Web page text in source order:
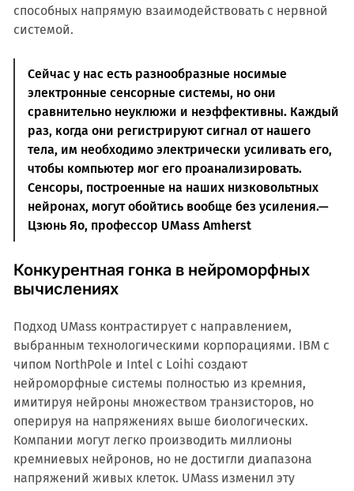
способных напрямую взаимодействовать с нервной
системой.
Сейчас у нас есть разнообразные носимые
электронные сенсорные системы, но они
сравнительно неуклюжи и неэффективны. Каждый
раз, когда они регистрируют сигнал от нашего
тела, им необходимо электрически усиливать его,
чтобы компьютер мог его проанализировать.
Сенсоры, построенные на наших низковольтных
нейронах, могут обойтись вообще без усиления.—
Цзюнь Яо, профессор UMass Amherst
Конкурентная гонка в нейроморфных
вычислениях
Подход UMass контрастирует с направлением,
выбранным технологическими корпорациями. IBM с
чипом NorthPole и Intel с Loihi создают
нейроморфные системы полностью из кремния,
имитируя нейроны множеством транзисторов, но
оперируя на напряжениях выше биологических.
Компании могут легко производить миллионы
кремниевых нейронов, но не достигли диапазона
напряжений живых клеток. UMass изменил эту